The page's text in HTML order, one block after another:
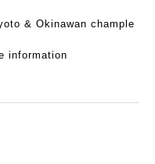
& Okinawan chample
information